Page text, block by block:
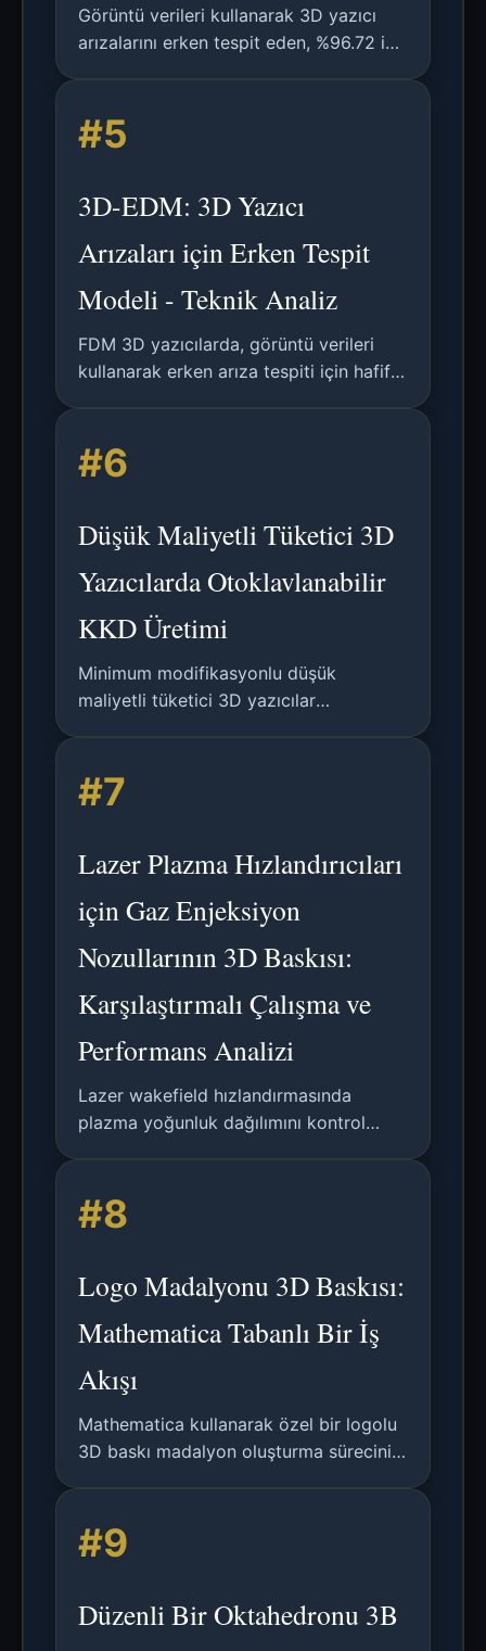
Görüntü verileri kullanarak 3D yazıcı
arızalarını erken tespit eden, %96.72 ikili
#5
3D-EDM: 3D Yazıcı
Arızaları için Erken Tespit
Modeli - Teknik Analiz
FDM 3D yazıcılarda, görüntü verileri
kullanarak erken arıza tespiti için hafif
#6
Düşük Maliyetli Tüketici 3D
Yazıcılarda Otoklavlanabilir
KKD Üretimi
Minimum modifikasyonlu düşük
maliyetli tüketici 3D yazıcılar
baskı araştırması.
#7
Lazer Plazma Hızlandırıcıları
için Gaz Enjeksiyon
Nozullarının 3D Baskısı:
Karşılaştırmalı Çalışma ve
Performans Analizi
Lazer wakefield hızlandırmasında
plazma yoğunluk dağılımını kontrol
kullanımının analizi.
#8
Logo Madalyonu 3D Baskısı:
Mathematica Tabanlı Bir İş
Akışı
Mathematica kullanarak özel bir logolu
3D baskı madalyon oluşturma sürecini,
teknik bir kılavuz.
#9
Düzenli Bir Oktahedronu 3B